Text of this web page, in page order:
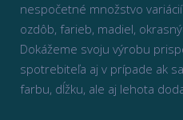
nespočetné množstvo
ozdôb, farieb, madiel,
Dokážeme svoju výrobu
spotrebiteľa aj v prípade ak
farbu, dĺžku, ale aj lehota